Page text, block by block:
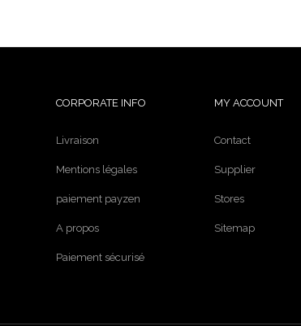
CORPORATE INFO
Livraison
Mentions légales
paiement payzen
A propos
Paiement sécurisé
MY ACCOUNT
Contact
Supplier
Stores
Sitemap